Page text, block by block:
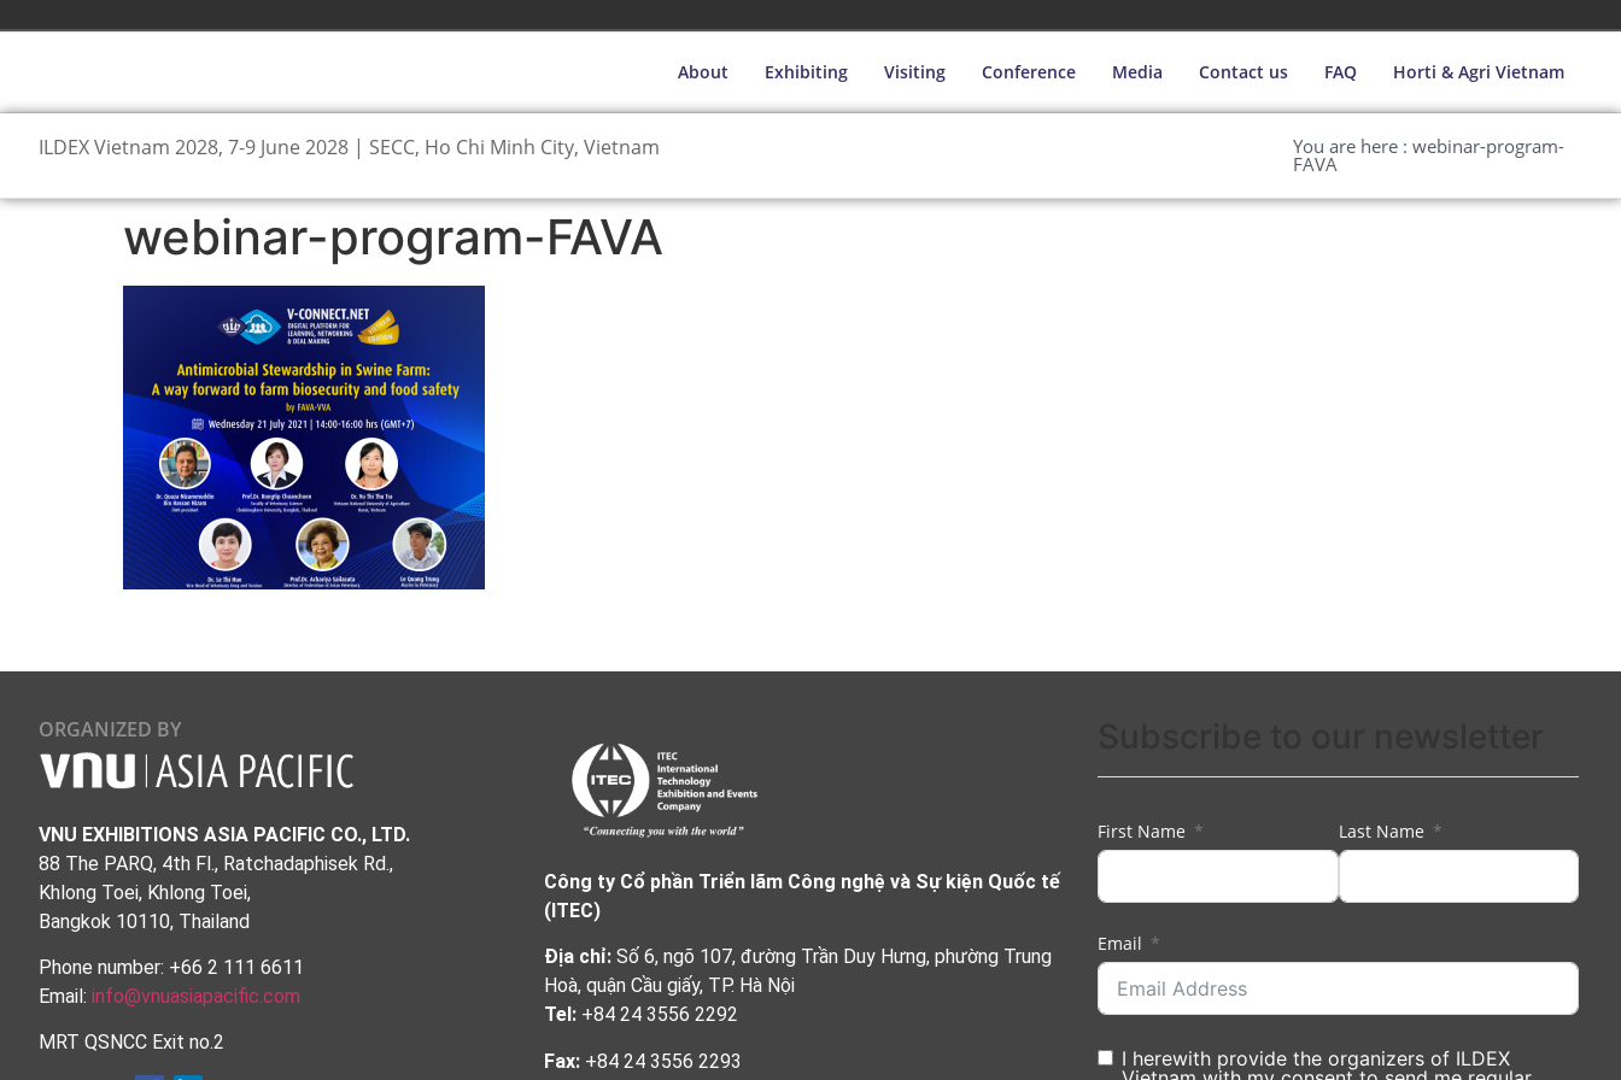
About Exhibiting Visiting Conference Media Contact us FAQ Horti & Agri Vietnam
ILDEX Vietnam 2028, 7-9 June 2028 | SECC, Ho Chi Minh City, Vietnam You are here : webinar-program-
FAVA
webinar-program-FAVA
ORGANIZED BY
VNU EXHIBITIONS ASIA PACIFIC CO., LTD.
88 The PARQ, 4th Fl., Ratchadaphisek Rd.,
Khlong Toei, Khlong Toei,
Bangkok 10110, Thailand
Phone number: +66 2 111 6611
Email: info@vnuasiapacific.com
MRT QSNCC Exit no.2
Công ty Cổ phần Triển lãm Công nghệ và Sự kiện Quốc tế
(ITEC)
Địa chỉ: Số 6, ngõ 107, đường Trần Duy Hưng, phường Trung
Hoà, quận Cầu giấy, TP. Hà Nội
Tel: +84 24 3556 2292
Fax: +84 24 3556 2293
First Name Last Name
Email
I herewith provide the organizers of ILDEX